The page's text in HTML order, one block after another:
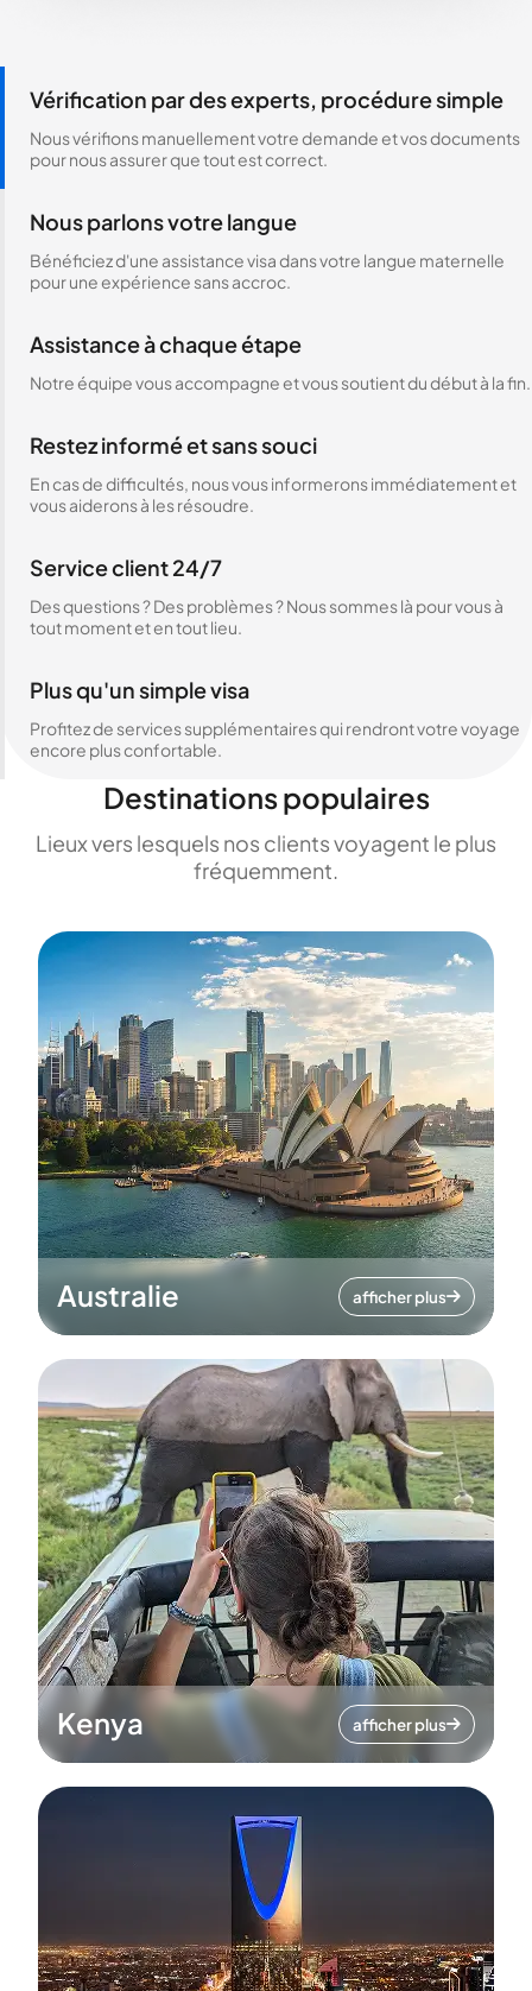
Vérification par des experts, procédure simple
Nous vérifions manuellement votre demande et vos documents
pour nous assurer que tout est correct.
Nous parlons votre langue
Bénéficiez d'une assistance visa dans votre langue maternelle
pour une expérience sans accroc.
Assistance à chaque étape
Notre équipe vous accompagne et vous soutient du début à la fin.
Restez informé et sans souci
En cas de difficultés, nous vous informerons immédiatement et
vous aiderons à les résoudre.
Service client 24/7
Des questions ? Des problèmes ? Nous sommes là pour vous à
tout moment et en tout lieu.
Plus qu'un simple visa
Profitez de services supplémentaires qui rendront votre voyage
encore plus confortable.
Destinations populaires
Lieux vers lesquels nos clients voyagent le plus
fréquemment.
Australie afficher plus
Kenya afficher plus